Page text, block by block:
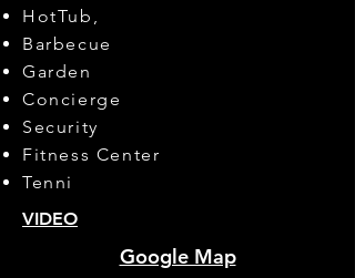
HotTub,
Barbecue
Garden
Concierge
Security
Fitness Center
Tenni
VIDEO
Google Map